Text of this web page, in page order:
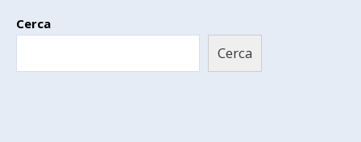
Cerca
Cerca